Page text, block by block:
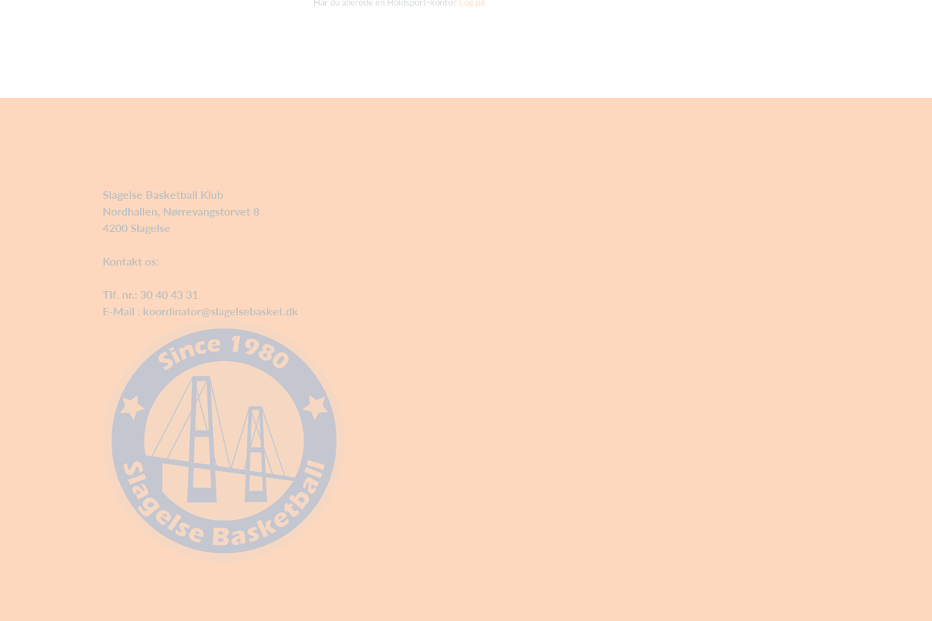
Slagelse Basketball Klub
Nordhallen, Nørrevangstorvet 8
4200 Slagelse
Kontakt os:
Tlf. nr.: 30 40 43 31
E-Mail : koordinator@slagelsebasket.dk